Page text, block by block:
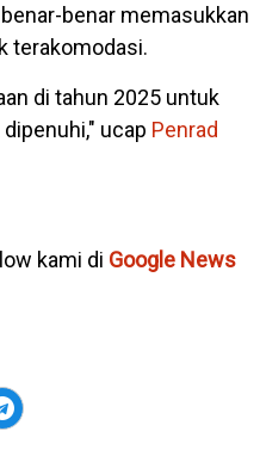
benar memasukkan
terakomodasi.
di tahun 2025 untuk
ucap Penrad
kami di Google News